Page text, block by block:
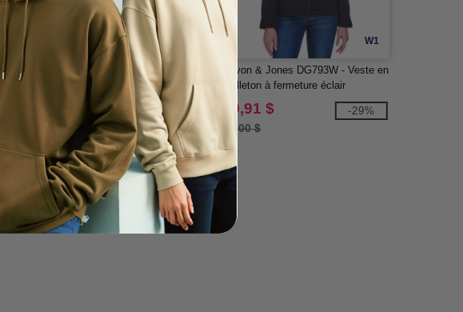
W1
Devon & Jones DG793 - Veste en
molleton à fermeture éclair
complète Bristol
39,91 $
56,00 $
-29%
W1
Devon & Jones DG793W - Veste en
molleton à fermeture éclair
complète pour dames Bristol
39,91 $
56,00 $
-29%